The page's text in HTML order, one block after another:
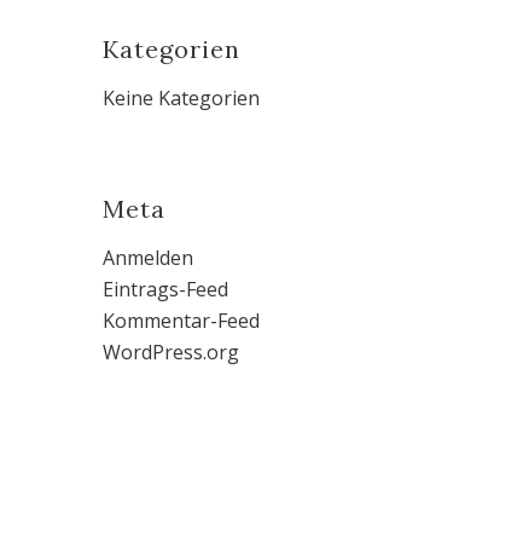
Kategorien
Keine Kategorien
Meta
Anmelden
Eintrags-Feed
Kommentar-Feed
WordPress.org